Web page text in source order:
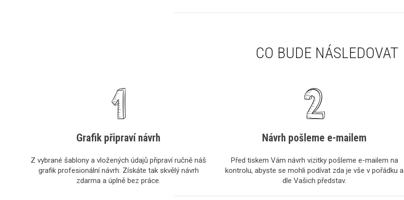
CO BUDE NÁSLEDOVAT
Grafik připraví návrh
Z vybrané šablony a vložených údajů připraví ručně náš
grafik profesionální návrh. Získáte tak skvělý návrh
zdarma a úplně bez práce.
Návrh pošleme e-mailem
Před tiskem Vám návrh vizitky pošleme e-mailem na
kontrolu, abyste se mohli podívat zda je vše v pořádku a
dle Vašich představ.